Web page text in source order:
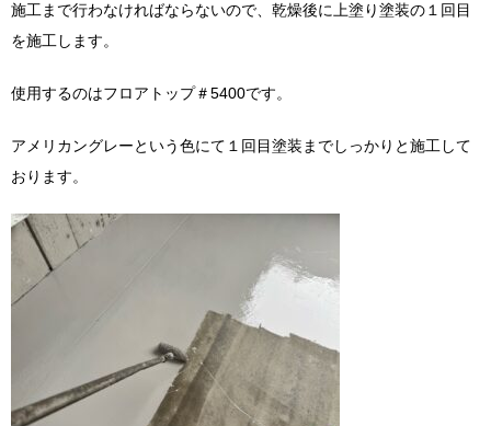
施工まで行わなければならないので、乾燥後に上塗り塗装の１回目
を施工します。
使用するのはフロアトップ＃5400です。
アメリカングレーという色にて１回目塗装までしっかりと施工して
おります。